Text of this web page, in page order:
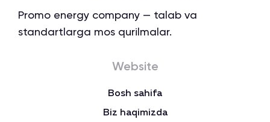
Promo energy company — talab va
standartlarga mos qurilmalar.
Website
Bosh sahifa
Biz haqimizda